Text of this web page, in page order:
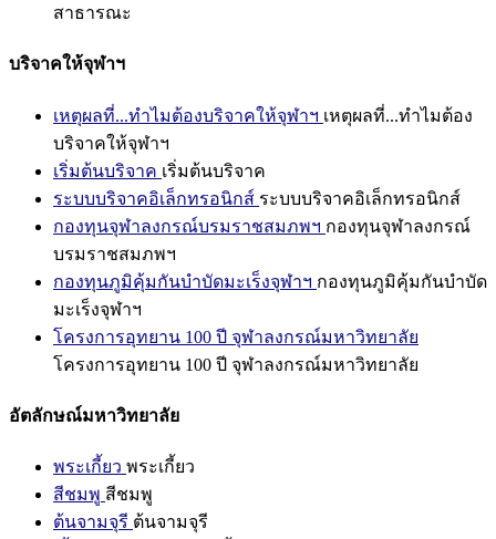
สาธารณะ
บริจาคให้จุฬาฯ
เหตุผลที่...ทำไมต้องบริจาคให้จุฬาฯ เหตุผลที่...ทำไมต้อง
บริจาคให้จุฬาฯ
เริ่มต้นบริจาค เริ่มต้นบริจาค
ระบบบริจาคอิเล็กทรอนิกส์ ระบบบริจาคอิเล็กทรอนิกส์
กองทุนจุฬาลงกรณ์บรมราชสมภพฯ กองทุนจุฬาลงกรณ์
บรมราชสมภพฯ
กองทุนภูมิคุ้มกันบำบัดมะเร็งจุฬาฯ กองทุนภูมิคุ้มกันบำบัด
มะเร็งจุฬาฯ
โครงการอุทยาน 100 ปี จุฬาลงกรณ์มหาวิทยาลัย
โครงการอุทยาน 100 ปี จุฬาลงกรณ์มหาวิทยาลัย
อัตลักษณ์มหาวิทยาลัย
พระเกี้ยว พระเกี้ยว
สีชมพู สีชมพู
ต้นจามจุรี ต้นจามจุรี